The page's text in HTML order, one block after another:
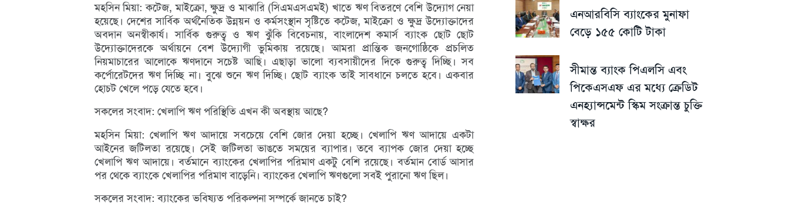
মহসিন মিয়া: কটেজ, মাইক্রো, ক্ষুদ্র ও মাঝারি (সিএমএসএমই) খাতে ঋণ বিতরণে বেশি উদ্যোগ নেয়া
হয়েছে। দেশের সার্বিক অর্থনৈতিক উন্নয়ন ও কর্মসংস্থান সৃষ্টিতে কটেজ, মাইক্রো ও ক্ষুদ্র উদ্যোক্তাদের
অবদান অনস্বীকার্য। সার্বিক গুরুত্ব ও ঋণ ঝুঁকি বিবেচনায়, বাংলাদেশ কমার্স ব্যাংক ছোট ছোট
উদ্যোক্তাদেরকে অর্থায়নে বেশ উদ্যোগী ভুমিকায় রয়েছে। আমরা প্রান্তিক জনগোষ্ঠিকে প্রচলিত
নিয়মাচারের আলোকে ঋণদানে সচেষ্ট আছি। এছাড়া ভালো ব্যবসায়ীদের দিকে গুরুত্ব দিচ্ছি। সব
কর্পোরেটদের ঋণ দিচ্ছি না। বুঝে শুনে ঋণ দিচ্ছি। ছোট ব্যাংক তাই সাবধানে চলতে হবে। একবার
হোচট খেলে পড়ে যেতে হবে।
সকলের সংবাদ: খেলাপি ঋণ পরিস্থিতি এখন কী অবস্থায় আছে?
মহসিন মিয়া: খেলাপি ঋণ আদায়ে সবচেয়ে বেশি জোর দেয়া হচ্ছে। খেলাপি ঋণ আদায়ে একটা
আইনের জটিলতা রয়েছে। সেই জটিলতা ভাঙতে সময়ের ব্যাপার। তবে ব্যাপক জোর দেয়া হচ্ছে
খেলাপি ঋণ আদায়ে। বর্তমানে ব্যাংকের খেলাপির পরিমাণ একটু বেশি রয়েছে। বর্তমান বোর্ড আসার
পর থেকে ব্যাংকে খেলাপির পরিমাণ বাড়েনি। ব্যাংকের খেলাপি ঋণগুলো সবই পুরানো ঋণ ছিল।
সকলের সংবাদ: ব্যাংকের ভবিষ্যত পরিকল্পনা সম্পর্কে জানতে চাই?
এনআরবিসি ব্যাংকের মুনাফা
বেড়ে ১৫৫ কোটি টাকা
সীমান্ত ব্যাংক পিএলসি এবং
পিকেএসএফ এর মধ্যে ক্রেডিট
এনহ্যান্সমেন্ট স্কিম সংক্রান্ত চুক্তি
স্বাক্ষর